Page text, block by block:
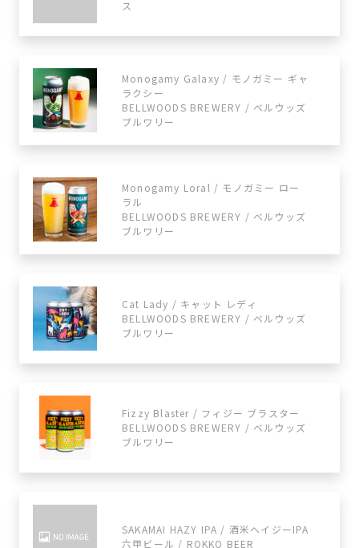
ス
Monogamy Galaxy / モノガミー ギャ
ラクシー
BELLWOODS BREWERY / ベルウッズ
ブルワリー
Monogamy Loral / モノガミー ロー
ラル
BELLWOODS BREWERY / ベルウッズ
ブルワリー
Cat Lady / キャット レディ
BELLWOODS BREWERY / ベルウッズ
ブルワリー
Fizzy Blaster / フィジー ブラスター
BELLWOODS BREWERY / ベルウッズ
ブルワリー
SAKAMAI HAZY IPA / 酒米ヘイジーIPA
六甲ビール / ROKKO BEER